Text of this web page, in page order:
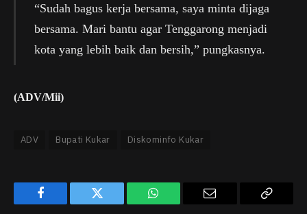
“Sudah bagus kerja bersama, saya minta dijaga
bersama. Mari bantu agar Tenggarong menjadi
kota yang lebih baik dan bersih,” pungkasnya.
(ADV/Mii)
ADV Bupati Kukar Diskominfo Kukar
Facebook Twitter WhatsApp